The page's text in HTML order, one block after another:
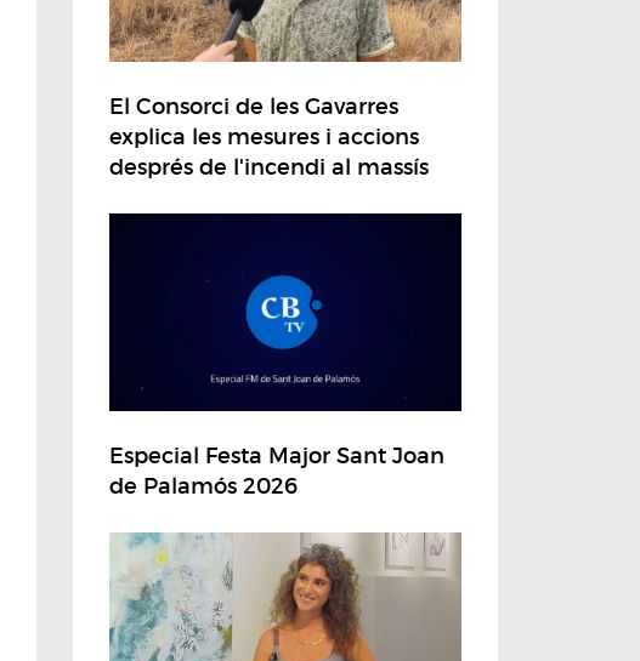
El Consorci de les Gavarres
explica les mesures i accions
després de l'incendi al massís
Especial Festa Major Sant Joan
de Palamós 2026